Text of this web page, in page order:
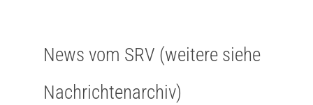
News vom SRV (weitere siehe
Nachrichtenarchiv)